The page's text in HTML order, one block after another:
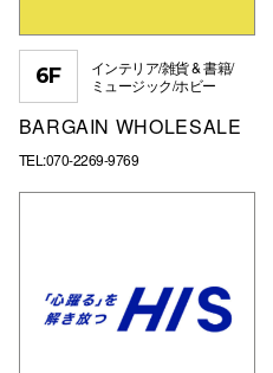
6F
インテリア/雑貨 & 書籍/
ミュージック/ホビー
BARGAIN WHOLESALE
TEL:070-2269-9769